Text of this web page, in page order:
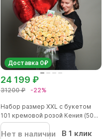
Доставка 0₽
31200 ₽ -22%
24 199 ₽
Набор размер XXL с букетом
101 кремовой розой Кения (50...
Нет в наличии В 1 клик